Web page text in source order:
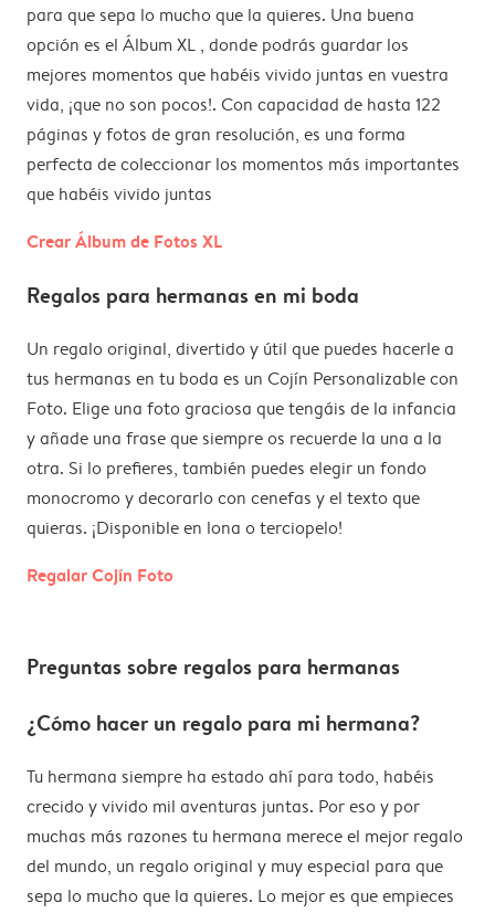
para que sepa lo mucho que la quieres. Una buena
opción es el Álbum XL , donde podrás guardar los
mejores momentos que habéis vivido juntas en vuestra
vida, ¡que no son pocos!. Con capacidad de hasta 122
páginas y fotos de gran resolución, es una forma
perfecta de coleccionar los momentos más importantes
que habéis vivido juntas
Crear Álbum de Fotos XL
Regalos para hermanas en mi boda
Un regalo original, divertido y útil que puedes hacerle a
tus hermanas en tu boda es un Cojín Personalizable con
Foto. Elige una foto graciosa que tengáis de la infancia
y añade una frase que siempre os recuerde la una a la
otra. Si lo prefieres, también puedes elegir un fondo
monocromo y decorarlo con cenefas y el texto que
quieras. ¡Disponible en lona o terciopelo!
Regalar Cojín Foto
Preguntas sobre regalos para hermanas
¿Cómo hacer un regalo para mi hermana?
Tu hermana siempre ha estado ahí para todo, habéis
crecido y vivido mil aventuras juntas. Por eso y por
muchas más razones tu hermana merece el mejor regalo
del mundo, un regalo original y muy especial para que
sepa lo mucho que la quieres. Lo mejor es que empieces